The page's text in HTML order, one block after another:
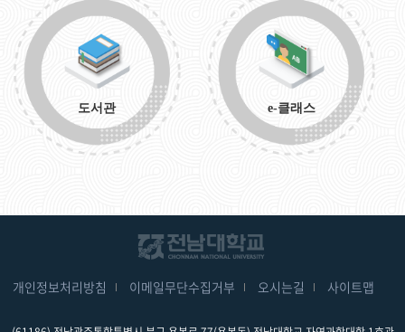
도서관 e-클래스
개인정보처리방침 이메일무단수집거부 오시는길 사이트맵